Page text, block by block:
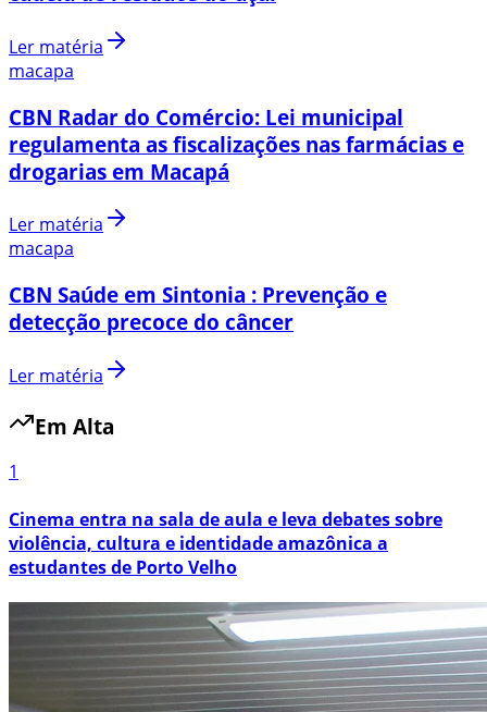
Ler matéria
macapa
CBN Radar do Comércio: Lei municipal
regulamenta as fiscalizações nas farmácias e
drogarias em Macapá
Ler matéria
macapa
CBN Saúde em Sintonia : Prevenção e
detecção precoce do câncer
Ler matéria
Em Alta
1
Cinema entra na sala de aula e leva debates sobre
violência, cultura e identidade amazônica a
estudantes de Porto Velho